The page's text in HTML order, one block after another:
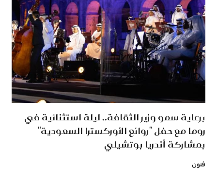
برعاية سمو وزير الثقافة.. ليلة استثنائية في
روما مع حفل "روائع الأوركسترا السعودية"
بمشاركة أندريا بوتشيلي
فنون